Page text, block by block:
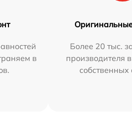
в
Более 20 тыс.
производителя
собственных